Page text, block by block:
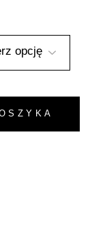
quantity